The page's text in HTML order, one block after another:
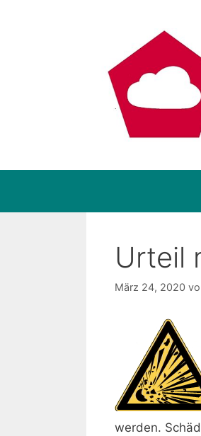
Urteil
März 24, 2020
werden.